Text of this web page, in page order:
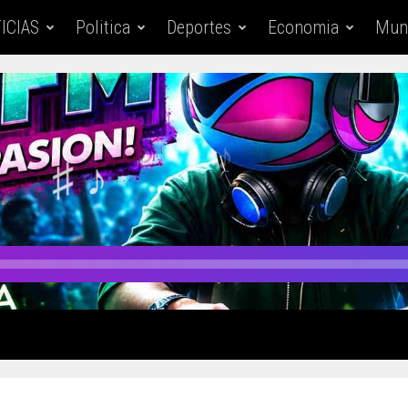
Politica Deportes Economia